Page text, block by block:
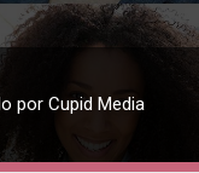
por Cupid Media